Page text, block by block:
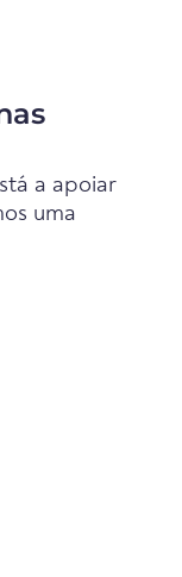
a apoiar
uma